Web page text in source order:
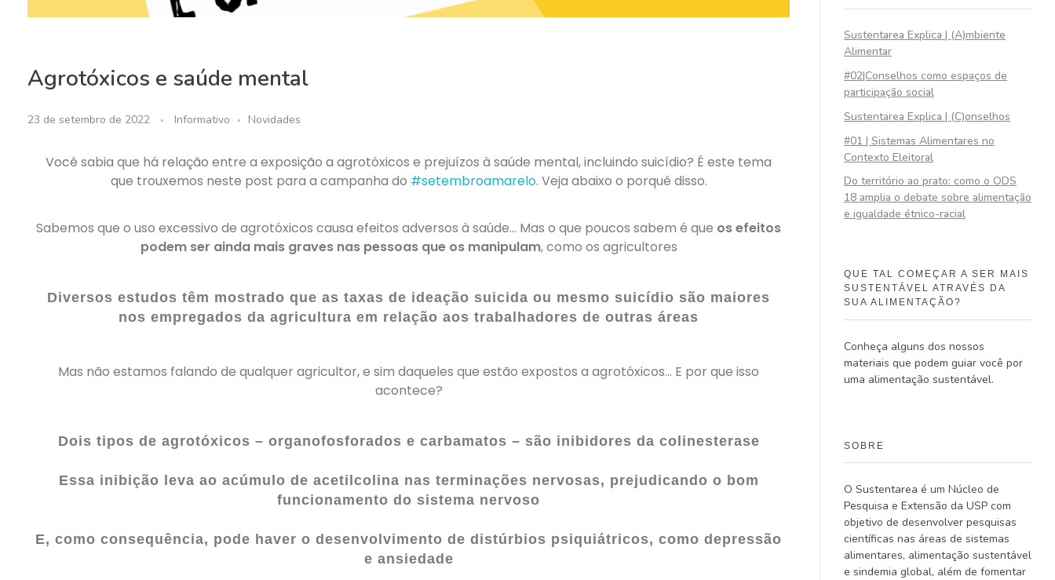
Agrotóxicos e saúde mental
23 de setembro de 2022 Informativo Novidades
Você sabia que há relação entre a exposição a agrotóxicos e prejuízos à saúde mental, incluindo suicídio? É este tema
que trouxemos neste post para a campanha do #setembroamarelo. Veja abaixo o porquê disso.
Sabemos que o uso excessivo de agrotóxicos causa efeitos adversos à saúde… Mas o que poucos sabem é que osefeitos
podem ser ainda mais graves nas pessoas que os manipulam, como os agricultores
Diversos estudos têm mostrado que as taxas de ideação suicida ou mesmo suicídio são maiores
nos empregados da agricultura em relação aos trabalhadores de outras áreas
Mas não estamos falando de qualquer agricultor, e sim daqueles que estão expostos a agrotóxicos… E por que isso
acontece?
Dois tipos de agrotóxicos – organofosforados e carbamatos – são inibidores da colinesterase
Essa inibição leva ao acúmulo de acetilcolina nas terminações nervosas, prejudicando o bom
funcionamento do sistema nervoso
E, como consequência, pode haver o desenvolvimento de distúrbios psiquiátricos, como depressão
e ansiedade
Sustentarea Explica | (A)mbiente
Alimentar
#02|Conselhos como espaços de
participação social
Sustentarea Explica | (C)onselhos
#01 | Sistemas Alimentares no
Contexto Eleitoral
Do território ao prato: como o ODS
18 amplia o debate sobre alimentação
e igualdade étnico-racial
QUE TAL COMEÇAR A SER MAIS
SUSTENTÁVEL ATRAVÉS DA
SUA ALIMENTAÇÃO?
Conheça alguns dos nossos
materiais que podem guiar você por
uma alimentação sustentável.
SOBRE
O Sustentarea é um Núcleo de
Pesquisa e Extensão da USP com
objetivo de desenvolver pesquisas
científicas nas áreas de sistemas
alimentares, alimentação sustentável
e sindemia global, além de fomentar